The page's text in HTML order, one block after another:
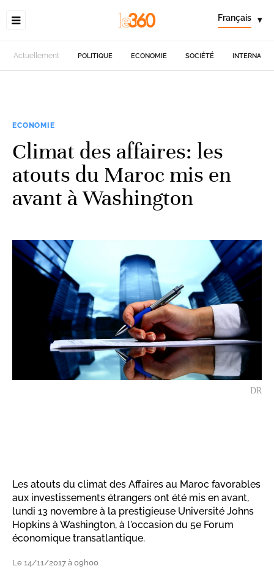
Français ▾
Actuellement POLITIQUE ECONOMIE SOCIÉTÉ
ECONOMIE
Climat des affaires: les
atouts du Maroc mis en
avant à Washington
DR
Les atouts du climat des Affaires au Maroc favorables
aux investissements étrangers ont été mis en avant,
lundi 13 novembre à la prestigieuse Université Johns
Hopkins à Washington, à l'occasion du 5e Forum
économique transatlantique.
Le 14/11/2017 à 09h00